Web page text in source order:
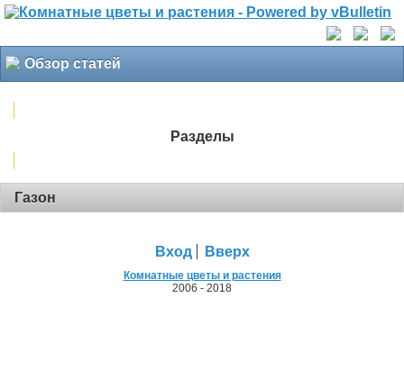
Обзор статей
Разделы
Газон
Вход Вверх
Комнатные цветы и растения
2006 - 2018